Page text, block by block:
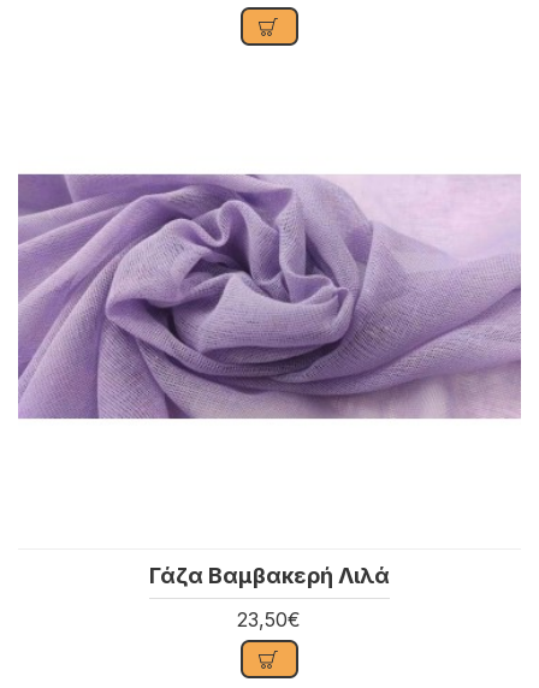
Γάζα Βαμβακερή Λιλά
23,50€